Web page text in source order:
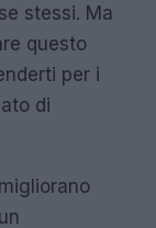
stessi. Ma
questo
per i
di